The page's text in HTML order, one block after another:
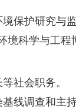
保护研究与监
科学与工程
社会职务。
线调查和主